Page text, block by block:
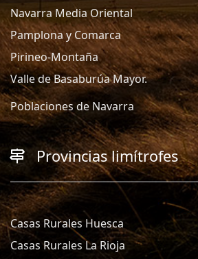
Navarra Media Oriental
Pamplona y Comarca
Pirineo-Montaña
Valle de Basaburúa Mayor.
Poblaciones de Navarra
Provincias limítrofes
Casas Rurales Huesca
Casas Rurales La Rioja